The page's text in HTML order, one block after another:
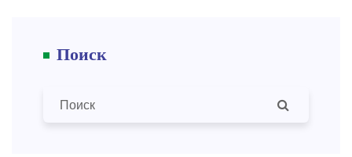
самореализации.
Поиск